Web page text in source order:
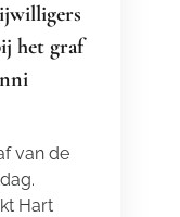
het graf
van de
Hart